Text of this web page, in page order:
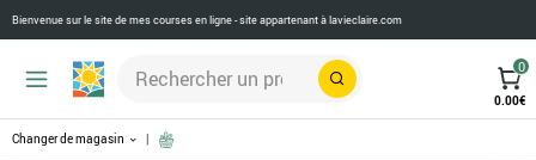
Bienvenue sur le site de mes courses en ligne - site appartenant àlavieclaire.com
Rechercher
0
0.00€
Changer de magasin